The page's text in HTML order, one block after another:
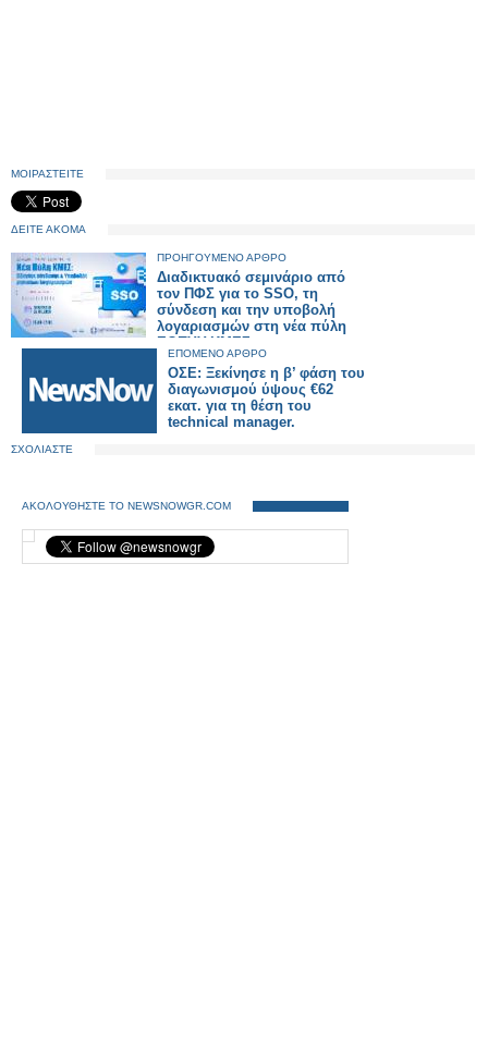
ΜΟΙΡΑΣΤΕΙΤΕ
ΔΕΙΤΕ ΑΚΟΜΑ
ΠΡΟΗΓΟΥΜΕΝΟ ΑΡΘΡΟ
Διαδικτυακό σεμινάριο από
τον ΠΦΣ για το SSO, τη
σύνδεση και την υποβολή
λογαριασμών στη νέα πύλη
ΕΟΠΥΥ-ΚΜΕΣ
ΕΠΟΜΕΝΟ ΑΡΘΡΟ
ΟΣΕ: Ξεκίνησε η β’ φάση του
διαγωνισμού ύψους €62
εκατ. για τη θέση του
technical manager.
ΣΧΟΛΙΑΣΤΕ
ΑΚΟΛΟΥΘΗΣΤΕ ΤΟ NEWSNOWGR.COM